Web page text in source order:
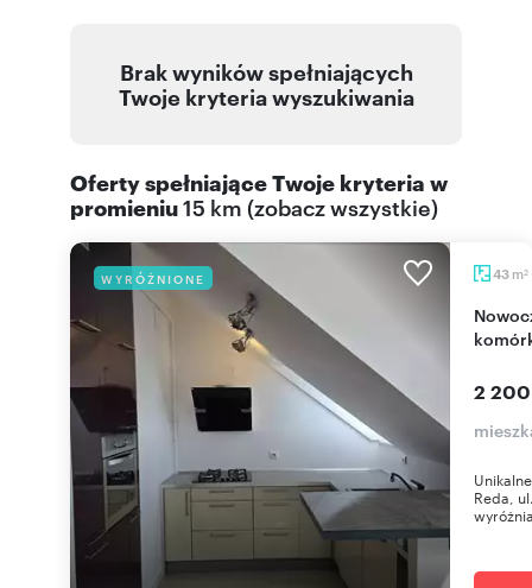
Brak wyników spełniających
Twoje kryteria wyszukiwania
Oferty spełniające Twoje kryteria w
promieniu15 km (zobacz wszystkie)
WYRÓŻNIONE 43 m2
Nowoczesne 2 pokoje z antresolą, garaż i
2
Reda,